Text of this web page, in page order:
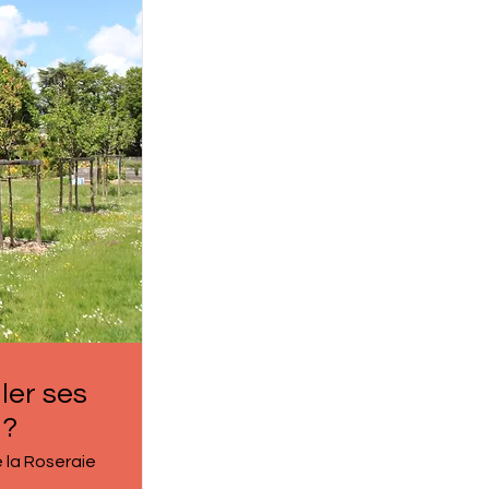
ses
la Roseraie